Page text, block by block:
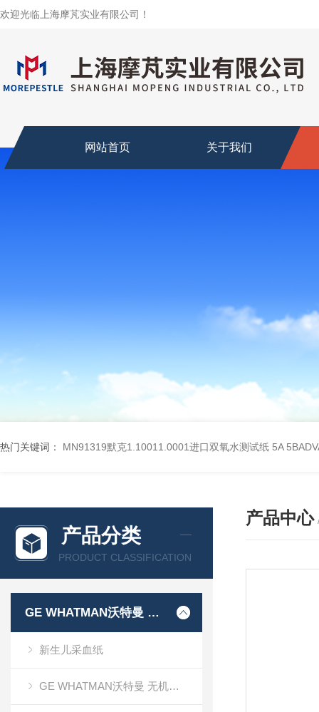
欢迎光临上海摩芃实业有限公司！
网站首页 关于我们
热门关键词： MN91319默克1.10011.0001进口双氧水测试纸 5A
产品分类
PRODUCT CLASSIFICATION
GE WHATMAN沃特曼 过滤产品代理
新生儿采血纸
GE WHATMAN沃特曼 无机氧化铝AAO模板
产品中心